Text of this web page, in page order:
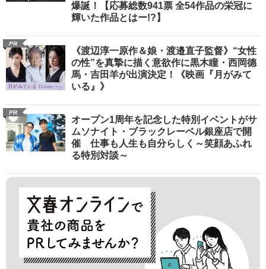
爆誕！【応募総数941票 全54作品の栄冠に
輝いた作品とはー!?】
PR
《渡辺淳一原作＆娘・渡邉直子監督》“女性
の性”を真摯に描く意欲作に黒木瞳・西岡德
馬・吉田羊が出演決定！《映画『月がみて
いる』》
PR
オープン1周年を記念した特別イベントがサ
ムソナイト・ブラックレーベル銀座店で開
催 仕事も人生も自分らしく～笑顔あふれ
る特別対談～